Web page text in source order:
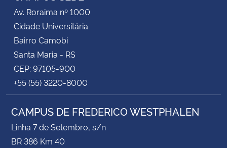
Av. Roraima nº 1000
Cidade Universitária
Bairro Camobi
Santa Maria - RS
CEP: 97105-900
+55 (55) 3220-8000
CAMPUS DE FREDERICO WESTPHALEN
Linha 7 de Setembro, s/n
BR 386 Km 40